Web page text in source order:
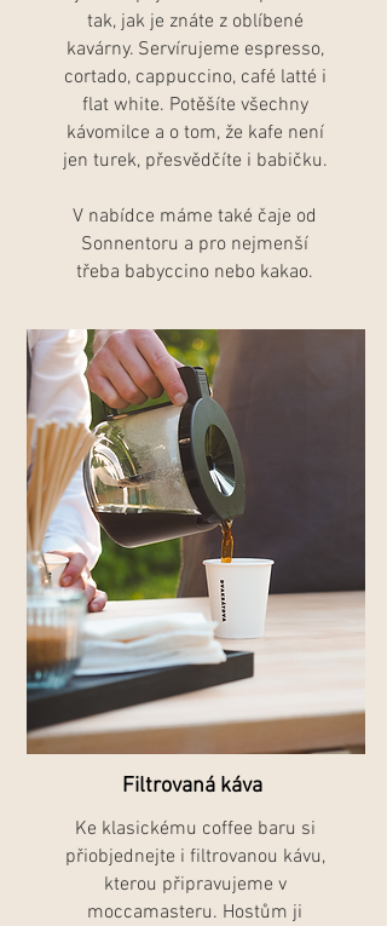
tak, jak je znáte z oblíbené
kavárny. Servírujeme espresso,
cortado, cappuccino, café latté i
flat white. Potěšíte všechny
kávomilce a o tom, že kafe není
jen turek, přesvědčíte i babičku.
V nabídce máme také čaje od
Sonnentoru a pro nejmenší
třeba babyccino nebo kakao.
Filtrovaná káva
Ke klasickému coffee baru si
přiobjednejte i filtrovanou kávu,
kterou připravujeme v
moccamasteru. Hostům ji